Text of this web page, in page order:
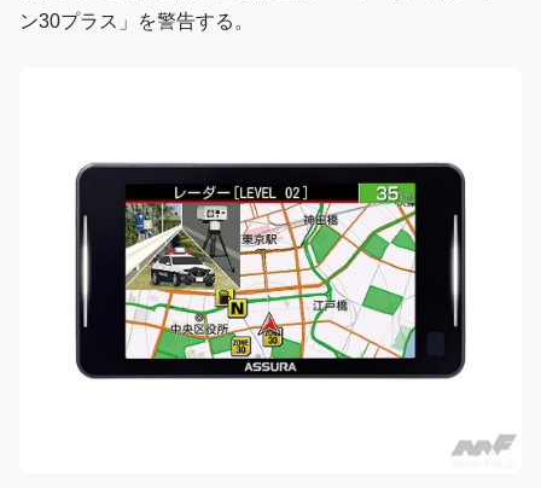
ン30プラス」を警告する。